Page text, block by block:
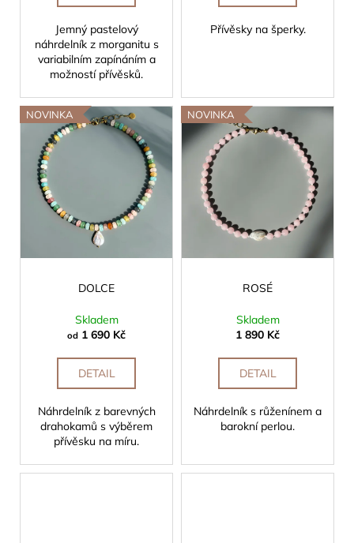
Jemný pastelový
náhrdelník z morganitu s
variabilním zapínáním a
možností přívěsků.
Přívěsky na šperky.
NOVINKA
DOLCE
Skladem
od 1 690 Kč
DETAIL
Náhrdelník z barevných
drahokamů s výběrem
přívěsku na míru.
NOVINKA
ROSÉ
Skladem
1 890 Kč
DETAIL
Náhrdelník s růženínem a
barokní perlou.